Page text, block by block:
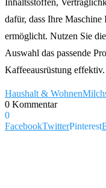
dafür, dass Ihre
ermöglicht. Nutzen Sie
Auswahl das passende
Kaffeeausrüstung effektiv.
Haushalt & Wohnen
0 Kommentar
0
FacebookTwitterPinterest